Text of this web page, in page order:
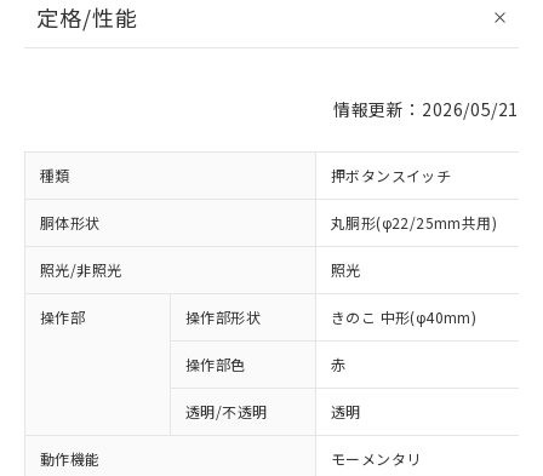
定格/性能
情報更新：2026/05/21
種類 押ボタンスイッチ
胴体形状 丸胴形(φ22/25mm共用)
照光/非照光 照光
操作部 操作部形状 きのこ 中形(φ40mm)
操作部色 赤
透明/不透明 透明
動作機能 モーメンタリ